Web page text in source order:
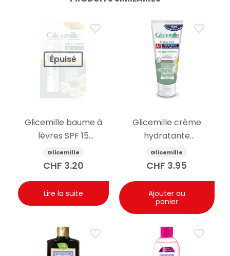
Épuisé
Glicemille baume à
lèvres SPF 15
nourrissant 5.5g
Glicemille
CHF 3.20
Lire la suite
Glicemille crème
hydratante
antibactérienne pour
les mains 100ml
Glicemille
CHF 3.95
Ajouter au
panier